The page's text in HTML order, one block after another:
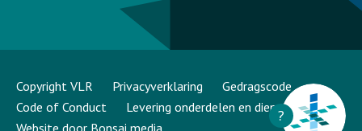
Copyright VLR Privacyverklaring
Gedragscode
Code of Conduct
Levering onderdelen en diensten
Website door Bonsai media
?